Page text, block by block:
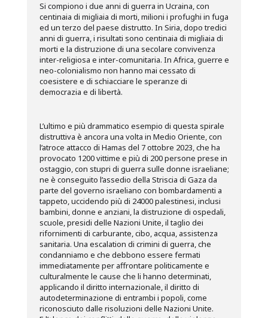
Si compiono i due anni di guerra in Ucraina, con
centinaia di migliaia di morti, milioni i profughi in fuga
ed un terzo del paese distrutto. In Siria, dopo tredici
anni di guerra, i risultati sono centinaia di migliaia di
morti e la distruzione di una secolare convivenza
inter-religiosa e inter-comunitaria. In Africa, guerre e
neo-colonialismo non hanno mai cessato di
coesistere e di schiacciare le speranze di
democrazia e di libertà.
L’ultimo e più drammatico esempio di questa spirale
distruttiva è ancora una volta in Medio Oriente, con
l’atroce attacco di Hamas del 7 ottobre 2023, che ha
provocato 1200 vittime e più di 200 persone prese in
ostaggio, con stupri di guerra sulle donne israeliane;
ne è conseguito l’assedio della Striscia di Gaza da
parte del governo israeliano con bombardamenti a
tappeto, uccidendo più di 24000 palestinesi, inclusi
bambini, donne e anziani, la distruzione di ospedali,
scuole, presidi delle Nazioni Unite, il taglio dei
rifornimenti di carburante, cibo, acqua, assistenza
sanitaria. Una escalation di crimini di guerra, che
condanniamo e che debbono essere fermati
immediatamente per affrontare politicamente e
culturalmente le cause che li hanno determinati,
applicando il diritto internazionale, il diritto di
autodeterminazione di entrambi i popoli, come
riconosciuto dalle risoluzioni delle Nazioni Unite.